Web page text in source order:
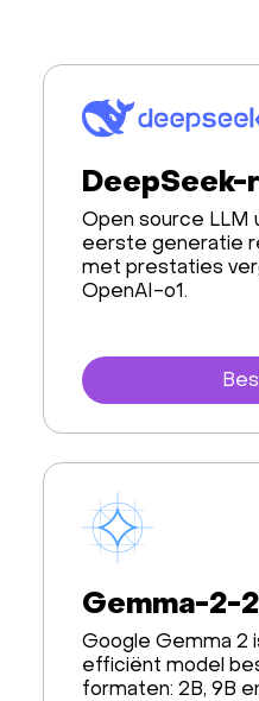
DeepSeek-
Open source LLM
eerste generatie
met prestaties
OpenAI-o1.
Gemma-2-
Google Gemma 2
efficiënt model
formaten: 2B, 9B